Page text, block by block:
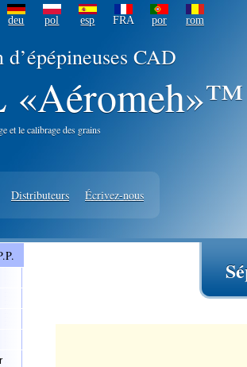
deu pol esp FRA por rom
CAD
«Aéromeh»™
et le calibrage des grains
Distributeurs Écrivez-nous